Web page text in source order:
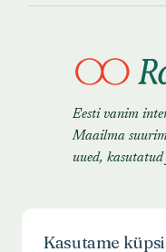
Eesti vanim
Maailma
uued,
Kasutame